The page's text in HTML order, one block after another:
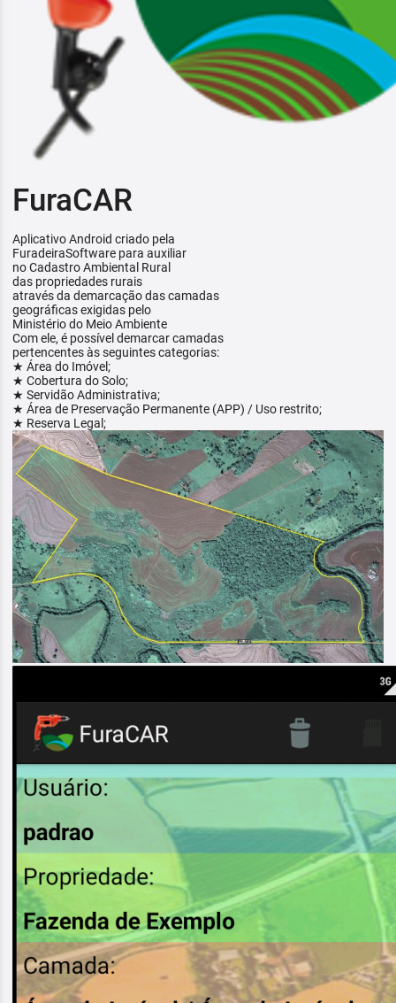
FuraCAR
Aplicativo Android criado pela
FuradeiraSoftware para auxiliar
no Cadastro Ambiental Rural
das propriedades rurais
através da demarcação das camadas
geográficas exigidas pelo
Ministério do Meio Ambiente
Com ele, é possível demarcar camadas
pertencentes às seguintes categorias:
★ Área do Imóvel;
★ Cobertura do Solo;
★ Servidão Administrativa;
★ Área de Preservação Permanente (APP) / Uso restrito;
★ Reserva Legal;